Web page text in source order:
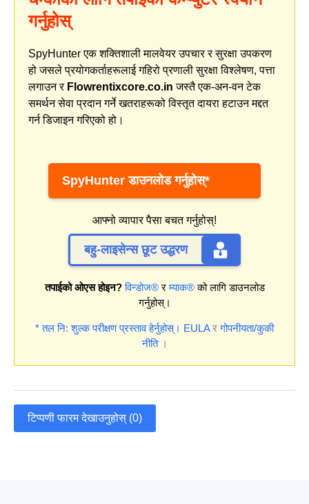
गर्नुहोस्
SpyHunter एक शक्तिशाली मालवेयर उपचार र सुरक्षा उपकरण
हो जसले प्रयोगकर्ताहरूलाई गहिरो प्रणाली सुरक्षा विश्लेषण, पत्ता
लगाउन र Flowrentixcore.co.in जस्तै एक-अन-वन टेक
समर्थन सेवा प्रदान गर्ने खतराहरूको विस्तृत दायरा हटाउन मद्दत
गर्न डिजाइन गरिएको हो।
SpyHunter डाउनलोड गर्नुहोस्*
आफ्नो व्यापार पैसा बचत गर्नुहोस्!
बहु-लाइसेन्स छूट उद्धरण
तपाईको ओएस होइन? विन्डोज®रम्याक®को लागि डाउनलोड
गर्नुहोस्।
* तल नि: शुल्क परीक्षण प्रस्ताव हेर्नुहोस्। EULAरगोपनीयता/कुकी
नीति।
टिप्पणी फारम देखाउनुहोस् (0)